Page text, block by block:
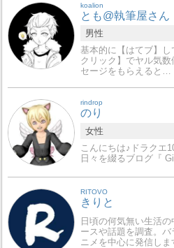
koalion
とも@執筆屋さん
男性
基本的に【はてブ】
クリック】でヤル気
セージをもらえると…
rindrop
のり
女性
こんにちは♪ドラクエ
日々を綴るブログ『
RITOVO
きりと
日頃の何気無い生活
ースや話題を調査。
ニメを中心に発信しま